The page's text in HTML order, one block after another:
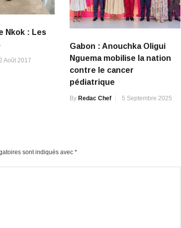
Nkok : Les
Août 2017
Gabon : Anouchka Oligui
Nguema mobilise la nation
contre le cancer
pédiatrique
By Redac Chef 5 Septembre 2025
sont indiqués avec *